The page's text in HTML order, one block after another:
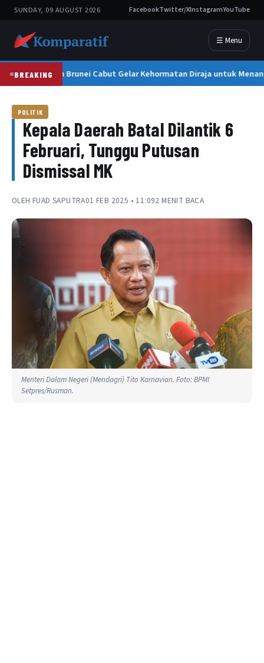
SUNDAY, 09 AUGUST 2026 FacebookTwitter/XInstagramYouTube
☰ Menu
BREAKINGSultan Brunei Cabut Gelar Kehormatan Diraja untuk
POLITIK
Kepala Daerah Batal Dilantik 6
Februari, Tunggu Putusan
Dismissal MK
OLEH FUAD SAPUTRA01 FEB 2025 • 11:092 MENIT BACA
Menteri Dalam Negeri (Mendagri) Tito Karnavian. Foto: BPMI
Setpres/Rusman.